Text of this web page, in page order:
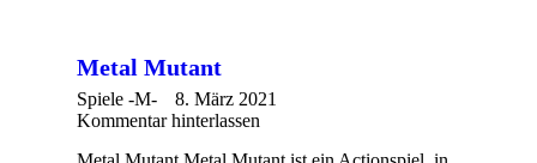
Metal Mutant
Spiele -M-
8. März 2021
Kommentar hinterlassen